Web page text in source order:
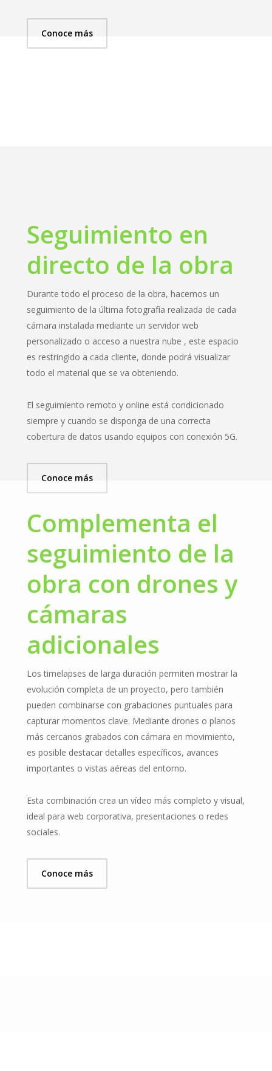
Conoce más
Seguimiento en
directo de la obra
Durante todo el proceso de la obra, hacemos un
seguimiento de la última fotografía realizada de cada
cámara instalada mediante un servidor web
personalizado o acceso a nuestra nube , este espacio
es restringido a cada cliente, donde podrá visualizar
todo el material que se va obteniendo.
El seguimiento remoto y online está condicionado
siempre y cuando se disponga de una correcta
cobertura de datos usando equipos con conexión 5G.
Conoce más
Complementa el
seguimiento de la
obra con drones y
cámaras
adicionales
Los timelapses de larga duración permiten mostrar la
evolución completa de un proyecto, pero también
pueden combinarse con grabaciones puntuales para
capturar momentos clave. Mediante drones o planos
más cercanos grabados con cámara en movimiento,
es posible destacar detalles específicos, avances
importantes o vistas aéreas del entorno.
Esta combinación crea un vídeo más completo y visual,
ideal para web corporativa, presentaciones o redes
sociales.
Conoce más